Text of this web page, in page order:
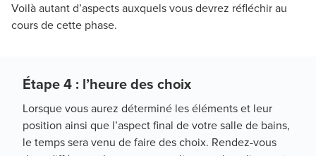
Voilà autant d’aspects auxquels vous devrez réfléchir au
cours de cette phase.
Étape 4 : l’heure des choix
Lorsque vous aurez déterminé les éléments et leur
position ainsi que l’aspect final de votre salle de bains,
le temps sera venu de faire des choix. Rendez-vous